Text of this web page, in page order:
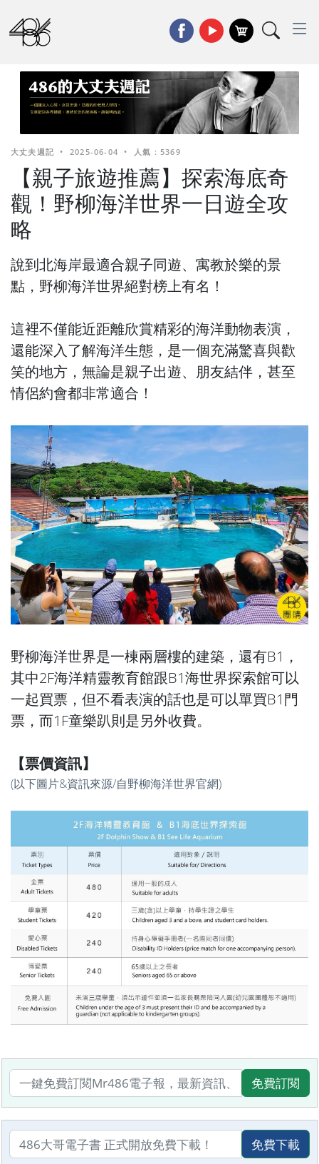
大丈夫週記 • 2025-06-04 • 人氣 : 5369
【親子旅遊推薦】探索海底奇
觀！野柳海洋世界一日遊全攻
略
說到北海岸最適合親子同遊、寓教於樂的景
點，野柳海洋世界絕對榜上有名！
這裡不僅能近距離欣賞精彩的海洋動物表演，
還能深入了解海洋生態，是一個充滿驚喜與歡
笑的地方，無論是親子出遊、朋友結伴，甚至
情侶約會都非常適合！
野柳海洋世界是一棟兩層樓的建築，還有B1，
其中2F海洋精靈教育館跟B1海世界探索館可以
一起買票，但不看表演的話也是可以單買B1門
票，而1F童樂趴則是另外收費。
【票價資訊】
(以下圖片&資訊來源/自野柳海洋世界官網)
免費訂閱
免費下載